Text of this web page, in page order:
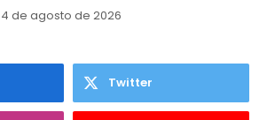
4 de agosto de 2026
Twitter